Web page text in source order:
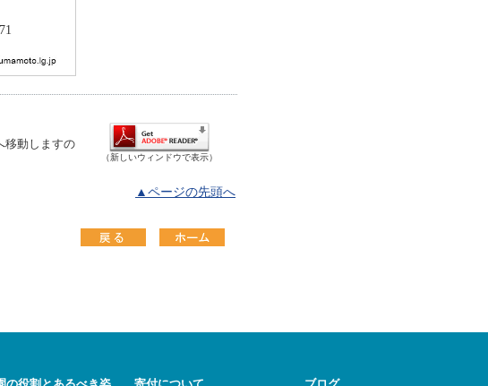
移動しますの
（新しいウィンドウで表示）
▲ページの先頭へ